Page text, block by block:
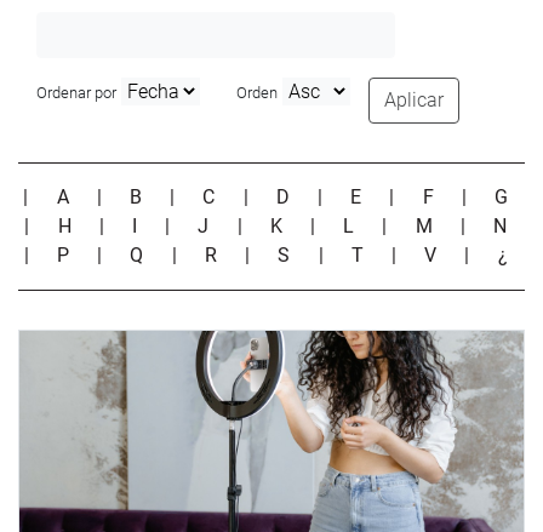
Ordenar por Orden Aplicar
| A | B | C | D | E | F | G
| H | I |J | K | L | M | N
| P |Q | R |S | T |V | ¿